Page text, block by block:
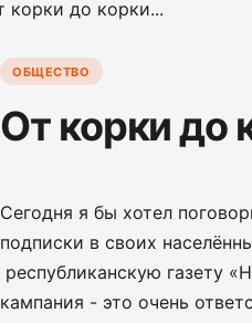
ОБЩЕСТВО
От корки до
Сегодня я бы хотел
подписки в своих
республиканскую газету
кампания - это очень